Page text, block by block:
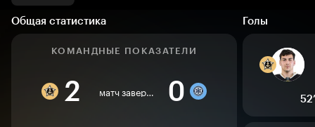
Общая статистика Голы
КОМАНДНЫЕ ПОКАЗАТЕЛИ
2 матч завершен 0 52’